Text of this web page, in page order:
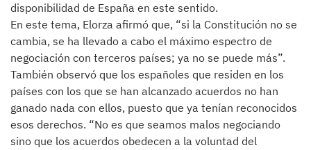
disponibilidad de España en este sentido.
En este tema, Elorza afirmó que, “si la Constitución no se
cambia, se ha llevado a cabo el máximo espectro de
negociación con terceros países; ya no se puede más”.
También observó que los españoles que residen en los
países con los que se han alcanzado acuerdos no han
ganado nada con ellos, puesto que ya tenían reconocidos
esos derechos. “No es que seamos malos negociando
sino que los acuerdos obedecen a la voluntad del